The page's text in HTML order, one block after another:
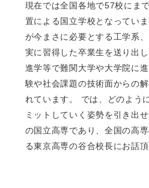
現在では全国各地で57校にま
置による国立学校となってい
が今まさに必要とする工学系
実に習得した卒業生を送り出
進学等で難関大学や大学院に
験や社会課題の技術面からの
れています。 では、どのよう
ミットしていく姿勢を引き出
の国立高専であり、全国の高
る東京高専の谷合校長にお話頂